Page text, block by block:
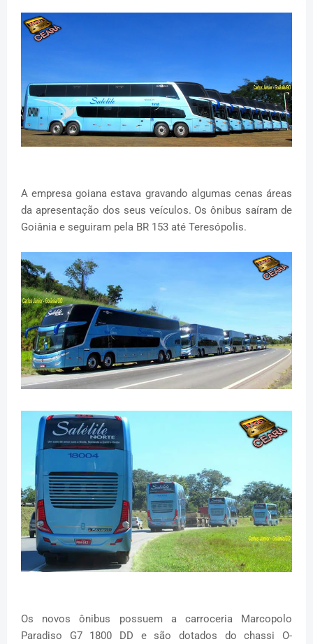
A empresa goiana estava gravando algumas cenas áreas
da apresentação dos seus veículos. Os ônibus saíram de
Goiânia e seguiram pela BR 153 até Teresópolis.
Os novos ônibus possuem a carroceria Marcopolo
Paradiso G7 1800 DD e são dotados do chassi O-